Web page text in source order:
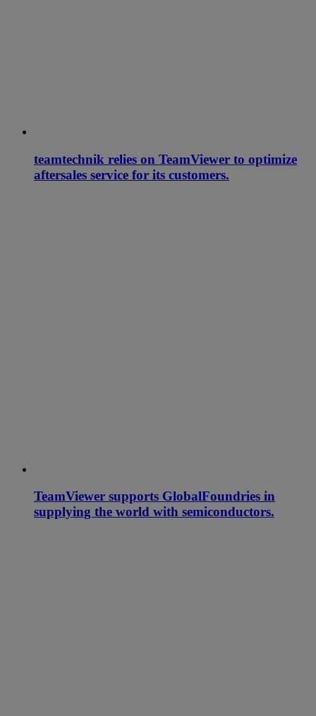
teamtechnik relies on TeamViewer to optimize
aftersales service for its customers.
TeamViewer supports GlobalFoundries in
supplying the world with semiconductors.